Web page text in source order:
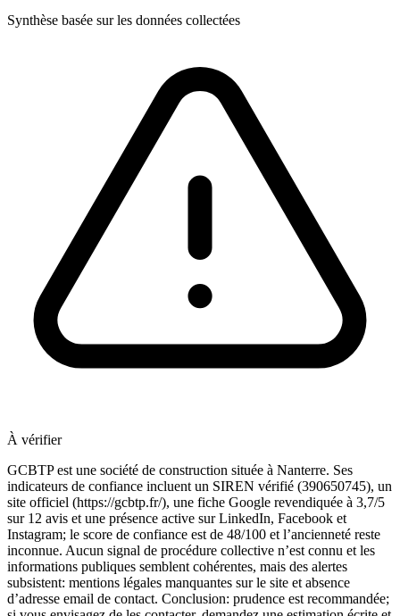
Synthèse basée sur les données collectées
À vérifier
GCBTP est une société de construction située à Nanterre. Ses
indicateurs de confiance incluent un SIREN vérifié (390650745), un
site officiel (https://gcbtp.fr/), une fiche Google revendiquée à 3,7/5
sur 12 avis et une présence active sur LinkedIn, Facebook et
Instagram; le score de confiance est de 48/100 et l’ancienneté reste
inconnue. Aucun signal de procédure collective n’est connu et les
informations publiques semblent cohérentes, mais des alertes
subsistent: mentions légales manquantes sur le site et absence
d’adresse email de contact. Conclusion: prudence est recommandée;